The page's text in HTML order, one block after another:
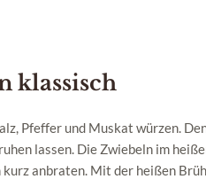
klassisch
Pfeffer und Muskat würzen.
lassen. Die Zwiebeln im
anbraten. Mit der heißen